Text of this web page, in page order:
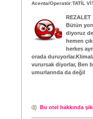
Acenta/Operatör:TATİL
REZALET
Bütün
diyoruz
hemen
herkes
orada
vurursak diyorlar, Ben
umurlarında da değil
Bu otel hakkında